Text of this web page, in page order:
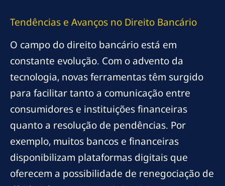
Tendências e Avanços no Direito Bancário
O campo do direito bancário está em
constante evolução. Com o advento da
tecnologia, novas ferramentas têm surgido
para facilitar tanto a comunicação entre
consumidores e instituições financeiras
quanto a resolução de pendências. Por
exemplo, muitos bancos e financeiras
disponibilizam plataformas digitais que
oferecem a possibilidade de renegociação de